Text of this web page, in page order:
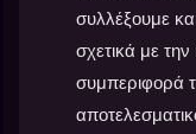
συλλέξουμε
σχετικά με
συμπεριφορά